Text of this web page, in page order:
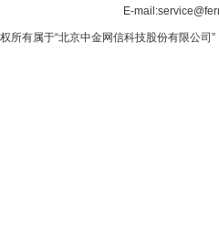
E-
所有属于“北京中金网信科技股份有限公司